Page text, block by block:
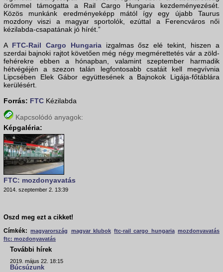
örömmel támogatta a Rail Cargo Hungaria kezdeményezését.
Közös munkánk eredményeképp mától így egy újabb Taurus
mozdony viszi a magyar sportolók, ezúttal a Ferencváros női
kézilabda-csapatának jó hírét.”
A FTC-Rail Cargo Hungariaizgalmas ősz elé tekint, hiszen a
szerdai bajnoki rajtot követően még négy megmérettetés vár a zöld-
fehérekre ebben a hónapban, valamint szeptember harmadik
hétvégéjén a szezon talán legfontosabb csatáit kell megvívnia
Lipcsében Elek Gábor együttesének a Bajnokok Ligája-főtáblára
kerülésért.
Forrás: FTC Kézilabda
Kapcsolódó anyagok:
Képgaléria:
FTC: mozdonyavatás
2014. szeptember 2. 13:39
Oszd meg ezt a cikket!
Címkék:
magyarország magyar klubok ftc-rail cargo hungaria mozdonyavatás
ftc: mozdonyavatás
További hírek
2019. május 22. 18:15
Búcsúzunk